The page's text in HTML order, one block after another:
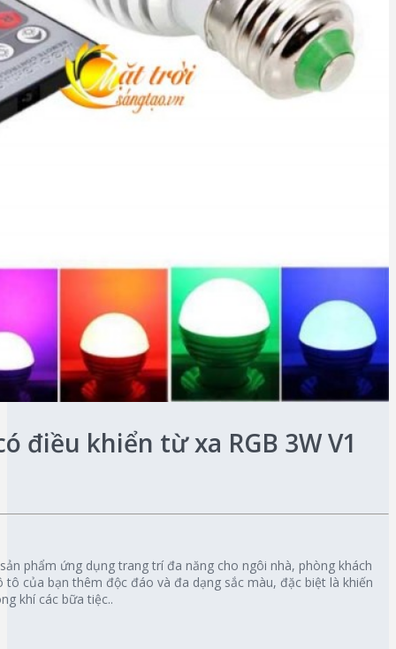
điều khiển từ xa RGB 3W V1
phẩm ứng dụng trang trí đa năng cho ngôi nhà, phòng khách
của bạn thêm độc đáo và đa dạng sắc màu, đặc biệt là khiến
khí các bữa tiệc..